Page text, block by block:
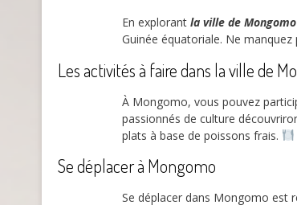
En explorant la ville de Mongomo
Guinée équatoriale. Ne manquez
Les activités à faire dans la ville de
À Mongomo, vous pouvez
passionnés de culture
plats à base de poissons frais.
Se déplacer à Mongomo
Se déplacer dans Mongomo est